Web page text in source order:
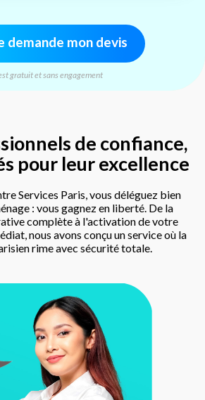
demande mon devis
gratuit et sans engagement
de confiance,
pour leur excellence
Services Paris, vous déléguez bien
: vous gagnez en liberté. De la
complète à l'activation de votre
nous avons conçu un service où la
rime avec sécurité totale.